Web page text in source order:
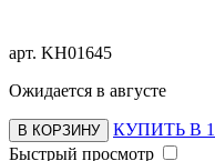
арт. KH01645
Ожидается в августе
В КОРЗИНУ
КУПИТЬ В
Быстрый просмотр